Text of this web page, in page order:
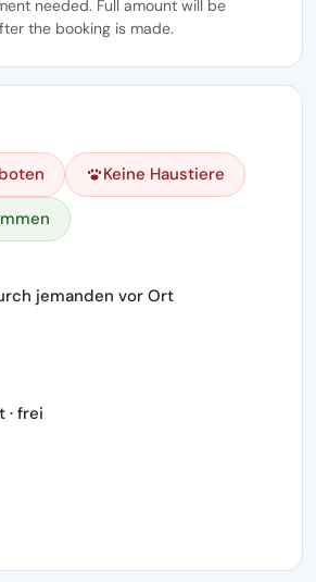
needed. Full amount will be
the booking is made.
Keine Haustiere
jemanden vor Ort
· frei